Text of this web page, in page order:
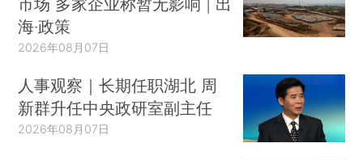
海·政策
2026年08月07日
人事观察｜长期任职湖北 周
新群升任中央政研室副主任
2026年08月07日